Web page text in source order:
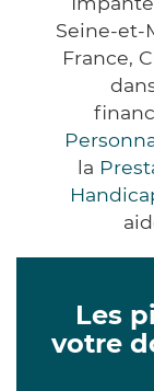
Seine-et-
France,
la
Les
votre